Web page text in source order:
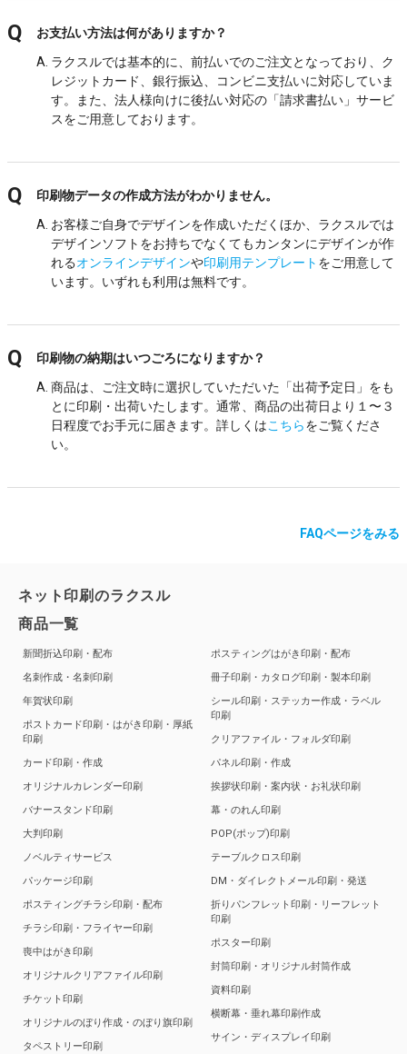
お支払い方法は何がありますか？
ラクスルでは基本的に、前払いでのご注文となっており、ク
レジットカード、銀行振込、コンビニ支払いに対応していま
す。また、法人様向けに後払い対応の「請求書払い」サービ
スをご用意しております。
印刷物データの作成方法がわかりません。
お客様ご自身でデザインを作成いただくほか、ラクスルでは
デザインソフトをお持ちでなくてもカンタンにデザインが作
れるオンラインデザインや印刷用テンプレート をご用意して
います。いずれも利用は無料です。
印刷物の納期はいつごろになりますか？
商品は、ご注文時に選択していただいた「出荷予定日」をも
とに印刷・出荷いたします。通常、商品の出荷日より１〜３
日程度でお手元に届きます。詳しくはこちらをご覧くださ
い。
FAQページをみる
ネット印刷のラクスル
商品一覧
新聞折込印刷・配布
名刺作成・名刺印刷
年賀状印刷
ポストカード印刷・はがき印刷・厚紙
印刷
カード印刷・作成
オリジナルカレンダー印刷
バナースタンド印刷
大判印刷
ノベルティサービス
パッケージ印刷
ポスティングチラシ印刷・配布
チラシ印刷・フライヤー印刷
喪中はがき印刷
オリジナルクリアファイル印刷
チケット印刷
オリジナルのぼり作成・のぼり旗印刷
タペストリー印刷
ポスティングはがき印刷・配布
冊子印刷・カタログ印刷・製本印刷
シール印刷・ステッカー作成・ラベル
印刷
クリアファイル・フォルダ印刷
パネル印刷・作成
挨拶状印刷・案内状・お礼状印刷
幕・のれん印刷
POP(ポップ)印刷
テーブルクロス印刷
DM・ダイレクトメール印刷・発送
折りパンフレット印刷・リーフレット
印刷
ポスター印刷
封筒印刷・オリジナル封筒作成
資料印刷
横断幕・垂れ幕印刷作成
サイン・ディスプレイ印刷